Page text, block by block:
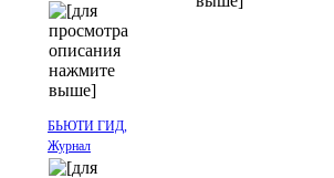
БЬЮТИ ГИД,
Журнал